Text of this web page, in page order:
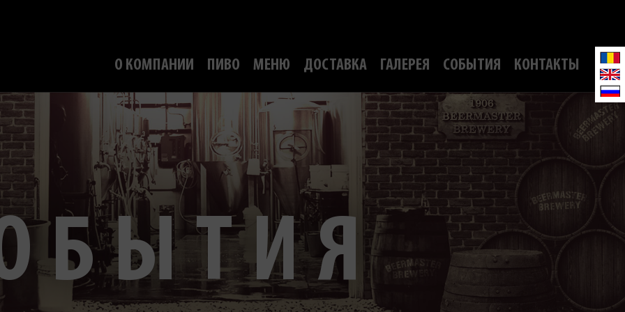
О КОМПАНИИ ПИВО МЕНЮ ДОСТАВКА ГАЛЕРЕЯ СОБЫТИЯ КОНТАКТЫ